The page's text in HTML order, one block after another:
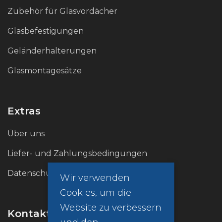
Leichtigkeit und Harmonie verleiht.
Zubehör für Glasvordächer
Glasbefestigungen
Geländerhalterungen
Glasmontagesätze
Extras
Über uns
Liefer- und Zahlungsbedingungen
Datenschutzrichtlinie (GDPR)
Kontakt
Wir verwenden
Cookies, um die
Website zu verbessern